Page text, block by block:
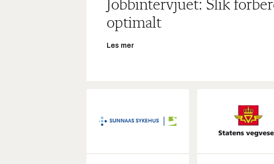
Jobbintervjuet: Slik
optimalt
Les mer